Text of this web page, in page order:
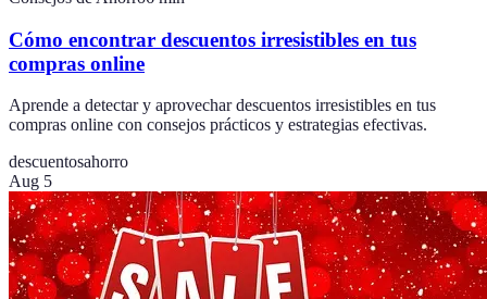
Cómo encontrar descuentos irresistibles en tus
compras online
Aprende a detectar y aprovechar descuentos irresistibles en tus
compras online con consejos prácticos y estrategias efectivas.
descuentosahorro
Aug 5